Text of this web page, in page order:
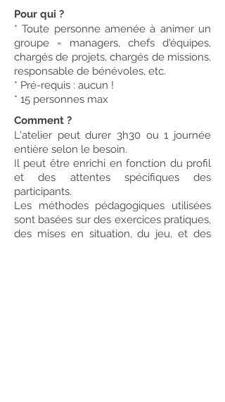
Pour qui ?
* Toute personne amenée à animer un
groupe = managers, chefs d'équipes,
chargés de projets, chargés de missions,
responsable de bénévoles, etc.
* Pré-requis : aucun !
* 15 personnes max
Comment ?
L'atelier peut durer 3h30 ou 1 journée
entière selon le besoin.
Il peut être enrichi en fonction du profil
et des attentes spécifiques des
participants.
Les méthodes pédagogiques utilisées
sont basées sur des exercices pratiques,
des mises en situation, du jeu, et des